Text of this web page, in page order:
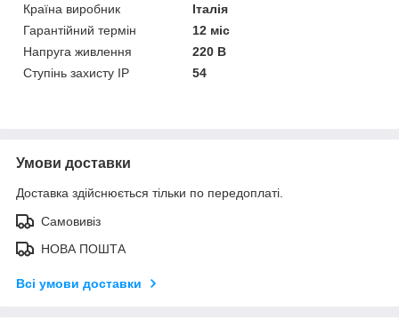
Країна виробник
Італія
Гарантійний термін
12 міс
Напруга живлення
220 В
Ступінь захисту IP
54
Умови доставки
Доставка здійснюється тільки по передоплаті.
Самовивіз
НОВА ПОШТА
Всі умови доставки